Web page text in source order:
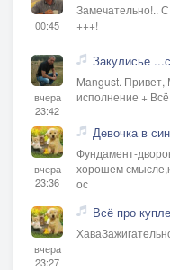
00:45
Замечательно!..
+++!
вчера
23:42
Закулисье
Mangust. Привет,
исполнение +
вчера
23:36
Девочка в
Фундамент-
хорошем
ос
вчера
23:27
Всё про